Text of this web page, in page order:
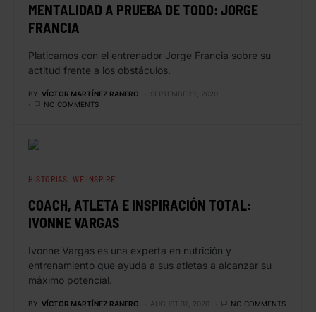
MENTALIDAD A PRUEBA DE TODO: JORGE
FRANCIA
Platicamos con el entrenador Jorge Francia sobre su
actitud frente a los obstáculos.
BY VÍCTOR MARTÍNEZ RANERO
SEPTEMBER 1, 2020
NO COMMENTS
HISTORIAS WE INSPIRE
COACH, ATLETA E INSPIRACIÓN TOTAL:
IVONNE VARGAS
Ivonne Vargas es una experta en nutrición y
entrenamiento que ayuda a sus atletas a alcanzar su
máximo potencial.
BY VÍCTOR MARTÍNEZ RANERO AUGUST 31, 2020 NO COMMENTS